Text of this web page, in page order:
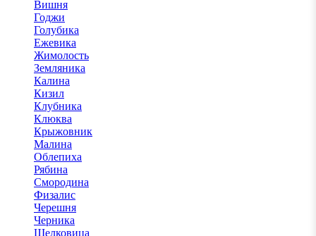
Вишня
Годжи
Голубика
Ежевика
Жимолость
Земляника
Калина
Кизил
Клубника
Клюква
Крыжовник
Малина
Облепиха
Рябина
Смородина
Физалис
Черешня
Черника
Шелковица